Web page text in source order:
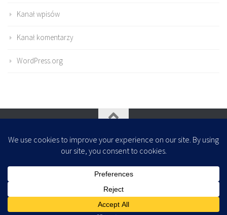
Kanał wpisów
Kanał komentarzy
WordPress.org
- Zaprojektowany z